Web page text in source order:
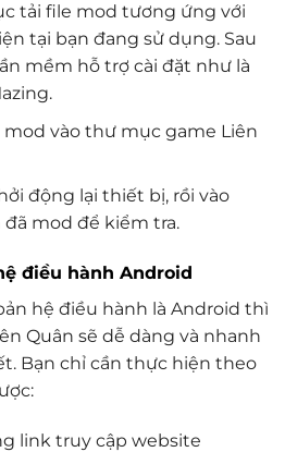
tải file mod tương ứng với
tại bạn đang sử dụng. Sau
mềm hỗ trợ cài đặt như là
mod vào thư mục game Liên
động lại thiết bị, rồi vào
mod để kiểm tra.
điều hành Android
hệ điều hành là Android thì
Quân sẽ dễ dàng và nhanh
Bạn chỉ cần thực hiện theo
link truy cập website